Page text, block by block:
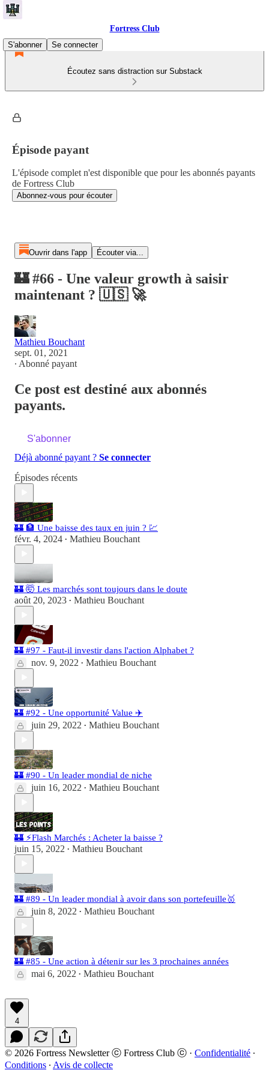
Fortress Club
S'abonner
Se connecter
Écoutez sans distraction sur Substack
Épisode payant
L'épisode complet n'est disponible que pour les abonnés payants
de Fortress Club
Abonnez-vous pour écouter
Ouvrir dans l'app Écouter via...
🏰 #66 - Une valeur growth à saisir
maintenant ? 🇺🇸 🚀
Mathieu Bouchant
sept. 01, 2021
∙ Abonné payant
Ce post est destiné aux abonnés
payants.
S'abonner
Déjà abonné payant ? Se connecter
Épisodes récents
🏰 🏦 Une baisse des taux en juin ? 💹
févr. 4, 2024 • Mathieu Bouchant
🏰 🤯 Les marchés sont toujours dans le doute
août 20, 2023 • Mathieu Bouchant
🏰 #97 - Faut-il investir dans l'action Alphabet ?
nov. 9, 2022 • Mathieu Bouchant
🏰 #92 - Une opportunité Value ✈️
juin 29, 2022 • Mathieu Bouchant
🏰 #90 - Un leader mondial de niche
juin 16, 2022 • Mathieu Bouchant
🏰 ⚡️Flash Marchés : Acheter la baisse ?
juin 15, 2022 • Mathieu Bouchant
🏰 #89 - Un leader mondial à avoir dans son portefeuille🥇
juin 8, 2022 • Mathieu Bouchant
🏰 #85 - Une action à détenir sur les 3 prochaines années
mai 6, 2022 • Mathieu Bouchant
4
© 2026 Fortress Newsletter ⓒ Fortress Club ⓒ · Confidentialité ∙
Conditions ∙ Avis de collecte